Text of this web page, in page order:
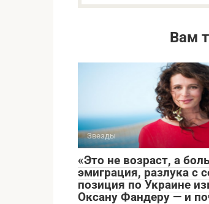
Вам
Звезды
«Это не возраст, а
эмиграция, разлука с
позиция по Украине
Оксану Фандеру — и